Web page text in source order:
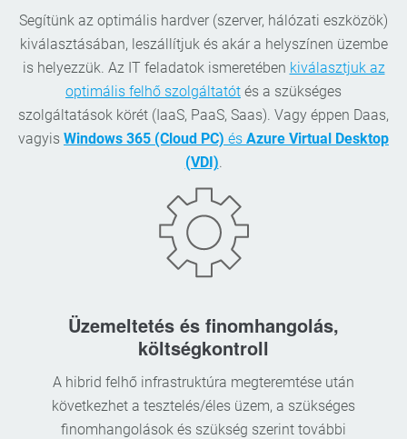
Segítünk az optimális hardver (szerver, hálózati eszközök)
kiválasztásában, leszállítjuk és akár a helyszínen üzembe
is helyezzük. Az IT feladatok ismeretében kiválasztjuk az
optimális felhő szolgáltatót és a szükséges
szolgáltatások körét (IaaS, PaaS, Saas). Vagy éppen Daas,
vagyis Windows 365 (Cloud PC) és Azure Virtual Desktop
(VDI).
Üzemeltetés és finomhangolás,
költségkontroll
A hibrid felhő infrastruktúra megteremtése után
következhet a tesztelés/éles üzem, a szükséges
finomhangolások és szükség szerint további